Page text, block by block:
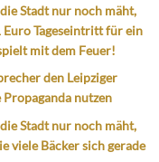
Stadt nur noch mäht,
Euro Tageseintritt für ein
mit dem Feuer!
den Leipziger
nutzen
Stadt nur noch mäht,
viele Bäcker sich gerade